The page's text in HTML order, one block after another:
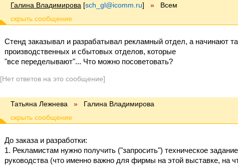
Галина Владимирова [sch_gl@icomm.ru] » Всем
Стенд заказывал и разрабатывал рекламный отдел, а начинают
производственных и сбытовых отделов, которые
"все переделывают"... Что можно посоветовать?
[Нет ответов на это сообщение]
Татьяна Лежнева » Галина Владимирова
До заказа и разработки:
1. Рекламистам нужно получить ("запросить") техническое
руководства (что именно важно для фирмы на этой выставке, на